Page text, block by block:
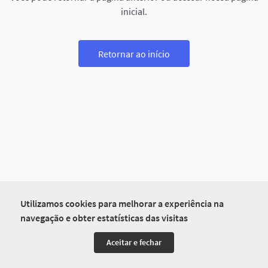
Utilizamos cookies para melhorar a experiência na
navegação e obter estatísticas das visitas
Aceitar e fechar
inicial.
Retornar ao início